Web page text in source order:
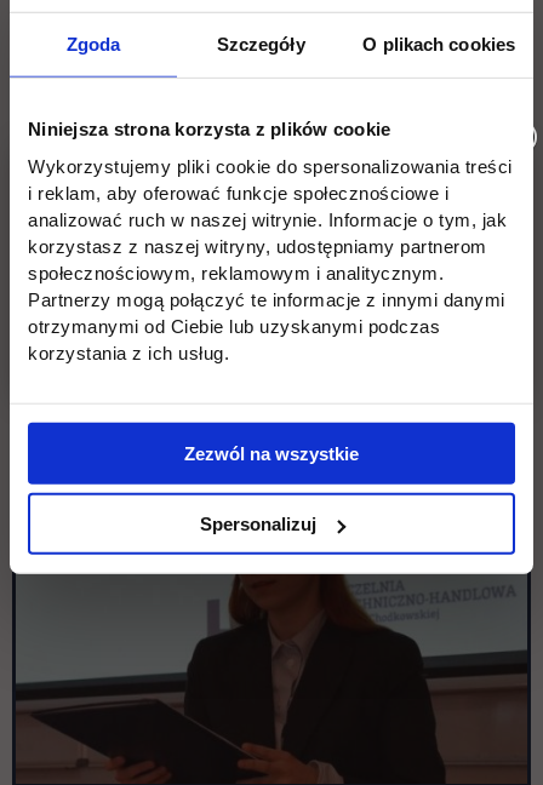
Zgoda Szczegóły O plikach cookies
Niniejsza strona korzysta z plików cookie
Wykorzystujemy pliki cookie do spersonalizowania treści
i reklam, aby oferować funkcje społecznościowe i
analizować ruch w naszej witrynie. Informacje o tym, jak
korzystasz z naszej witryny, udostępniamy partnerom
społecznościowym, reklamowym i analitycznym.
Partnerzy mogą połączyć te informacje z innymi danymi
otrzymanymi od Ciebie lub uzyskanymi podczas
korzystania z ich usług.
Zezwól na wszystkie
Spersonalizuj